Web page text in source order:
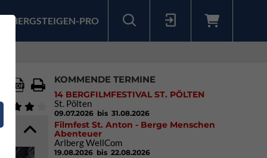
BERGSTEIGEN-PRO
KOMMENDE TERMINE
14 BERGFILMFESTIVAL ST. PÖLTEN
St. Pölten
09.07.2026 bis 31.08.2026
Filmfest St. Anton - Berge Menschen
Abenteuer
Arlberg WellCom
19.08.2026 bis 22.08.2026